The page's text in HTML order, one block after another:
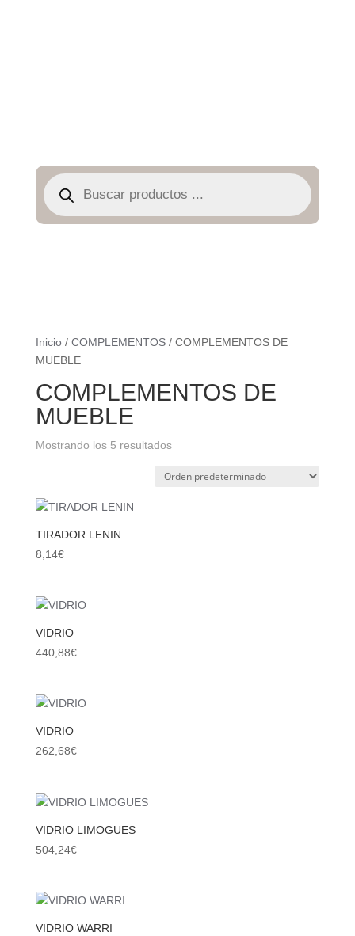
Búsqueda
de
productos
Inicio/ COMPLEMENTOS/ COMPLEMENTOS DE
MUEBLE
COMPLEMENTOS DE
MUEBLE
Mostrando los 5 resultados
TIRADOR LENIN
8,14€
VIDRIO
440,88€
VIDRIO
262,68€
VIDRIO LIMOGUES
504,24€
VIDRIO WARRI